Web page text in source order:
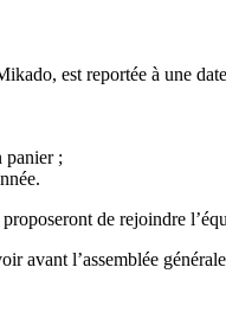
est reportée à une
panier ;
de rejoindre
avant l’assemblée